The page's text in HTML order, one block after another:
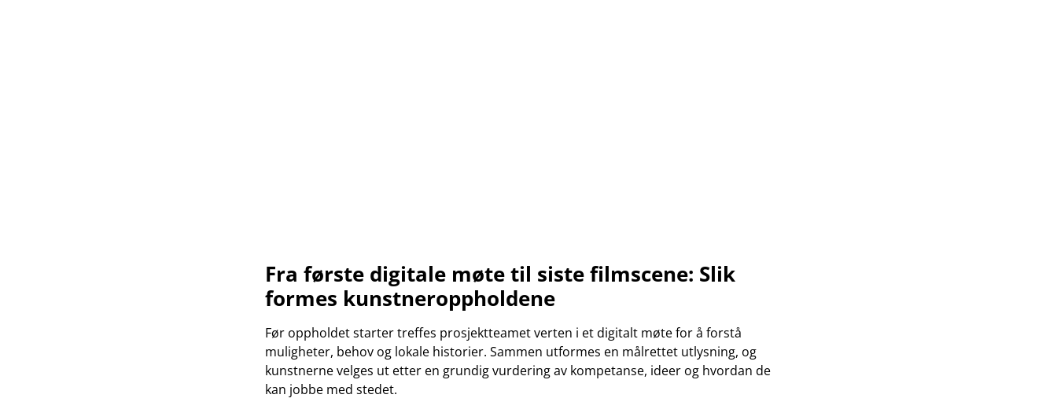
Fra første digitale møte til siste filmscene: Slik
formes kunstneroppholdene
Før oppholdet starter treffes prosjektteamet verten i et digitalt møte for å forstå
muligheter, behov og lokale historier. Sammen utformes en målrettet utlysning, og
kunstnerne velges ut etter en grundig vurdering av kompetanse, ideer og hvordan de
kan jobbe med stedet.